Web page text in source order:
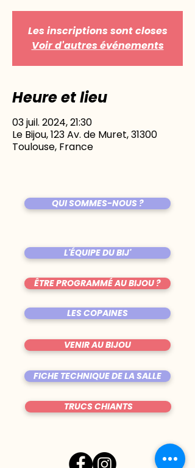
Les inscriptions sont closes
Voir d'autres événements
Heure et lieu
03 juil. 2024, 21:30
Le Bijou, 123 Av. de Muret, 31300
Toulouse, France
QUI SOMMES-NOUS ?
L'ÉQUIPE DU BIJ'
ÊTRE PROGRAMMÉ AU BIJOU ?
LES COPAINES
VENIR AU BIJOU
FICHE TECHNIQUE DE LA SALLE
TRUCS CHIANTS